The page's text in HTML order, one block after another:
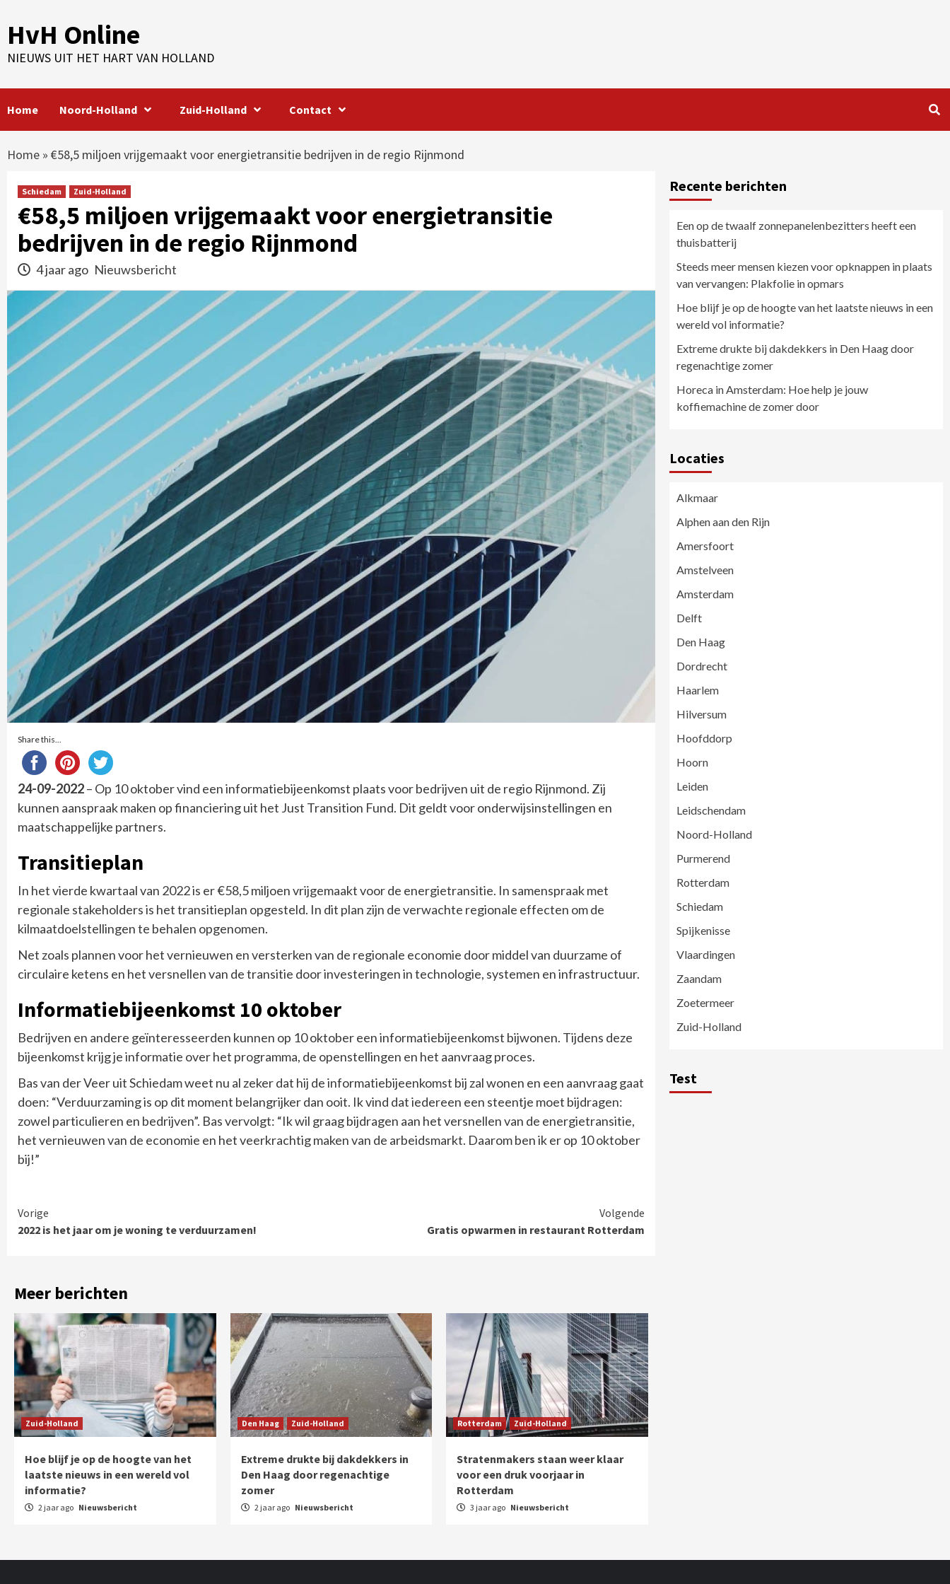
to
content
HvH Online
NIEUWS UIT HET HART VAN HOLLAND
Home Noord-Holland Zuid-Holland Contact
Home » €58,5 miljoen vrijgemaakt voor energietransitie bedrijven in de regio Rijnmond
Schiedam Zuid-Holland
€58,5 miljoen vrijgemaakt voor energietransitie
bedrijven in de regio Rijnmond
4 jaar ago Nieuwsbericht
Share this...
24-09-2022– Op 10 oktober vind een informatiebijeenkomst plaats voor bedrijven uit de regio Rijnmond. Zij
kunnen aanspraak maken op financiering uit het Just Transition Fund. Dit geldt voor onderwijsinstellingen en
maatschappelijke partners.
Transitieplan
In het vierde kwartaal van 2022 is er €58,5 miljoen vrijgemaakt voor de energietransitie. In samenspraak met
regionale stakeholders is het transitieplan opgesteld. In dit plan zijn de verwachte regionale effecten om de
kilmaatdoelstellingen te behalen opgenomen.
Net zoals plannen voor het vernieuwen en versterken van de regionale economie door middel van duurzame of
circulaire ketens en het versnellen van de transitie door investeringen in technologie, systemen en infrastructuur.
Informatiebijeenkomst 10 oktober
Bedrijven en andere geïnteresseerden kunnen op 10 oktober een informatiebijeenkomst bijwonen. Tijdens deze
bijeenkomst krijg je informatie over het programma, de openstellingen en het aanvraag proces.
Bas van der Veer uit Schiedam weet nu al zeker dat hij de informatiebijeenkomst bij zal wonen en een aanvraag gaat
doen: “Verduurzaming is op dit moment belangrijker dan ooit. Ik vind dat iedereen een steentje moet bijdragen:
zowel particulieren en bedrijven”. Bas vervolgt: “Ik wil graag bijdragen aan het versnellen van de energietransitie,
het vernieuwen van de economie en het veerkrachtig maken van de arbeidsmarkt. Daarom ben ik er op 10 oktober
bij!”
Continue
Reading
Vorige
2022 is het jaar om je woning te verduurzamen!
Volgende
Gratis opwarmen in restaurant Rotterdam
Meer berichten
Zuid-Holland
Hoe blijf je op de hoogte van het
laatste nieuws in een wereld vol
informatie?
2 jaar ago Nieuwsbericht
Den Haag Zuid-Holland
Extreme drukte bij dakdekkers in
Den Haag door regenachtige
zomer
2 jaar ago Nieuwsbericht
Rotterdam Zuid-Holland
Stratenmakers staan weer klaar
voor een druk voorjaar in
Rotterdam
3 jaar ago Nieuwsbericht
Recente berichten
Een op de twaalf zonnepanelenbezitters heeft een
thuisbatterij
Steeds meer mensen kiezen voor opknappen in plaats
van vervangen: Plakfolie in opmars
Hoe blijf je op de hoogte van het laatste nieuws in een
wereld vol informatie?
Extreme drukte bij dakdekkers in Den Haag door
regenachtige zomer
Horeca in Amsterdam: Hoe help je jouw
koffiemachine de zomer door
Locaties
Alkmaar
Alphen aan den Rijn
Amersfoort
Amstelveen
Amsterdam
Delft
Den Haag
Dordrecht
Haarlem
Hilversum
Hoofddorp
Hoorn
Leiden
Leidschendam
Noord-Holland
Purmerend
Rotterdam
Schiedam
Spijkenisse
Vlaardingen
Zaandam
Zoetermeer
Zuid-Holland
Test